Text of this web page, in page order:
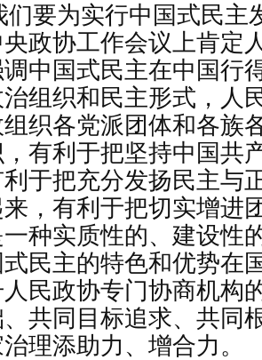
要为实行中国式民主
政协工作会议上肯定
中国式民主在中国行
组织和民主形式，人
织各党派团体和各族
有利于把坚持中国共
于把充分发扬民主与
，有利于把切实增进
种实质性的、建设性
民主的特色和优势在
民政协专门协商机构
共同目标追求、共同
理添助力、增合力。